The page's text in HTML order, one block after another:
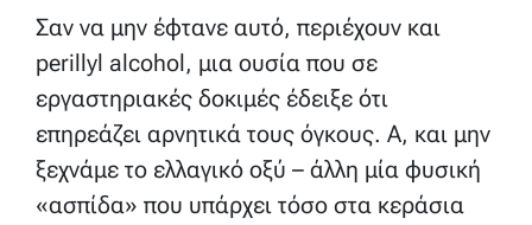
Σαν να μην έφτανε αυτό, περιέχουν και
perillyl alcohol, μια ουσία που σε
εργαστηριακές δοκιμές έδειξε ότι
επηρεάζει αρνητικά τους όγκους. Α, και μην
ξεχνάμε το ελλαγικό οξύ – άλλη μία φυσική
«ασπίδα» που υπάρχει τόσο στα κεράσια